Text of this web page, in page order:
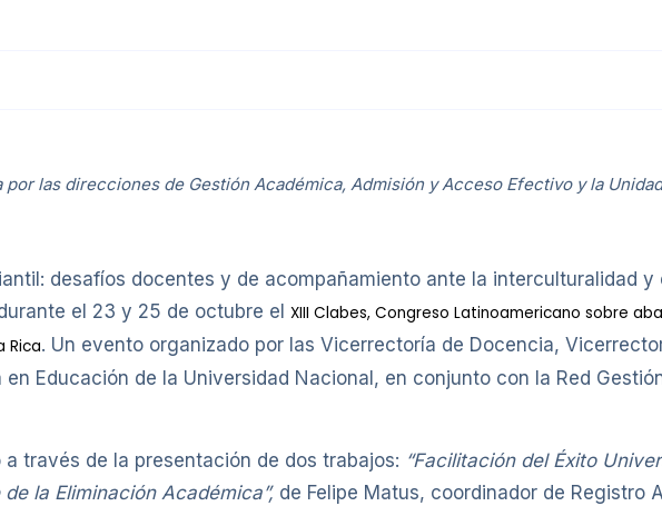
las direcciones de Gestión Académica, Admisión y Acceso Efectivo y la
desafíos docentes y de acompañamiento ante la interculturalidad y
el 23 y 25 de octubre el XIII Clabes, Congreso Latinoamericano sobre
Rica. Un evento organizado por las Vicerrectoría de Docencia,
Educación de la Universidad Nacional, en conjunto con la Red
a través de la presentación de dos trabajos: “Facilitación del Éxito
la Eliminación Académica”, de Felipe Matus, coordinador de Registro